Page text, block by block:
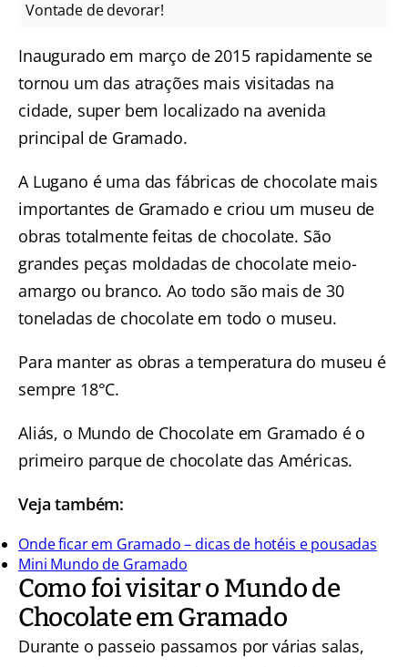
Vontade de devorar!
Inaugurado em março de 2015 rapidamente se
tornou um das atrações mais visitadas na
cidade, super bem localizado na avenida
principal de Gramado.
A Lugano é uma das fábricas de chocolate mais
importantes de Gramado e criou um museu de
obras totalmente feitas de chocolate. São
grandes peças moldadas de chocolate meio-
amargo ou branco. Ao todo são mais de 30
toneladas de chocolate em todo o museu.
Para manter as obras a temperatura do museu é
sempre 18°C.
Aliás, o Mundo de Chocolate em Gramado é o
primeiro parque de chocolate das Américas.
Veja também:
Onde ficar em Gramado – dicas de hotéis e pousadas
Mini Mundo de Gramado
Como foi visitar o Mundo de
Chocolate em Gramado
Durante o passeio passamos por várias salas,